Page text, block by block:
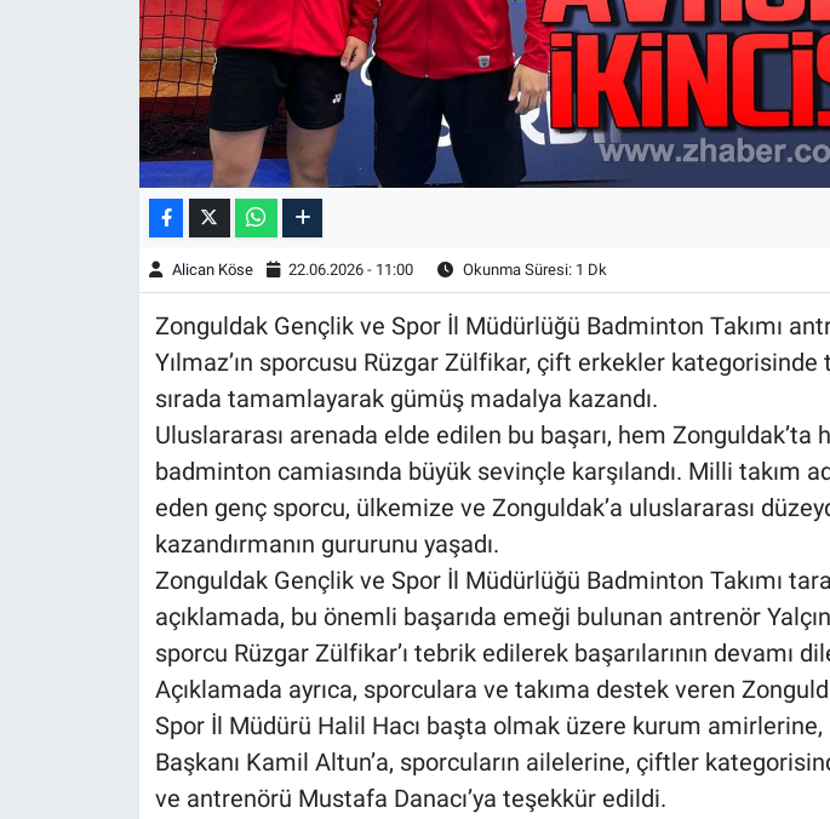
Alican Köse 22.06.2026 - 11:00 Okunma Süresi: 1 Dk
Zonguldak Gençlik ve Spor İl Müdürlüğü Badminton Takımı
Yılmaz’ın sporcusu Rüzgar Zülfikar, çift erkekler kategorisinde
sırada tamamlayarak gümüş madalya kazandı.
Uluslararası arenada elde edilen bu başarı, hem Zonguldak’ta
badminton camiasında büyük sevinçle karşılandı. Milli takım
eden genç sporcu, ülkemize ve Zonguldak’a uluslararası
kazandırmanın gururunu yaşadı.
Zonguldak Gençlik ve Spor İl Müdürlüğü Badminton Takımı
açıklamada, bu önemli başarıda emeği bulunan antrenör
sporcu Rüzgar Zülfikar’ı tebrik edilerek başarılarının devamı
Açıklamada ayrıca, sporculara ve takıma destek veren
Spor İl Müdürü Halil Hacı başta olmak üzere kurum
Başkanı Kamil Altun’a, sporcuların ailelerine, çiftler
ve antrenörü Mustafa Danacı’ya teşekkür edildi.